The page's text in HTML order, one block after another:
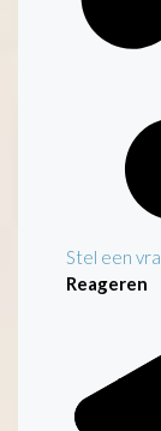
Stel een
Reageren